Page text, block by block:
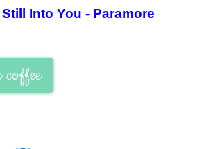
Into You - Paramore
coffee